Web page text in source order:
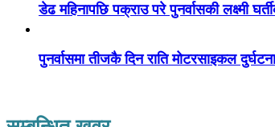
डेढ महिनापछि पक्राउ परे पुनर्वासकी लक्ष्मी
पुनर्वासमा तीजकै दिन राति मोटरसाइकल